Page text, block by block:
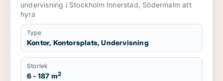
undervisning i Stockholm Innerstad, Södermalm att
hyra
Type
Kontor, Kontorsplats, Undervisning
Storlek
6 - 187 m2